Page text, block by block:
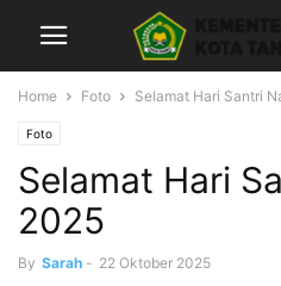
Home Foto Selamat Hari Santri
Foto
Selamat Hari
2025
By Sarah - 22 Oktober 2025